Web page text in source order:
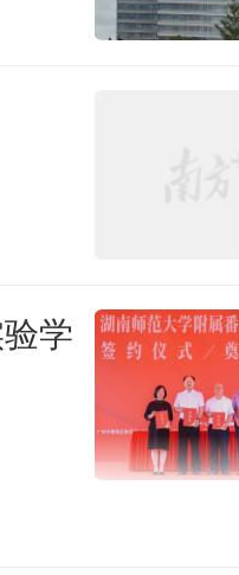
挤入前300位
股、仁恒置
理集团、金
是中国500
都呈现收缩
有所下滑。
学